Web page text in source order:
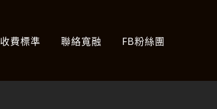
收費標準 聯絡寬融 FB粉絲團